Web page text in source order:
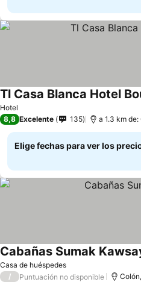
Hotel
Tl Casa Blanca Hotel
8,8 Excelente 135 a 1.3 km
Elige fechas para ver los
Casa de huéspedes
Cabañas Sumak
/ Puntuación no disponible